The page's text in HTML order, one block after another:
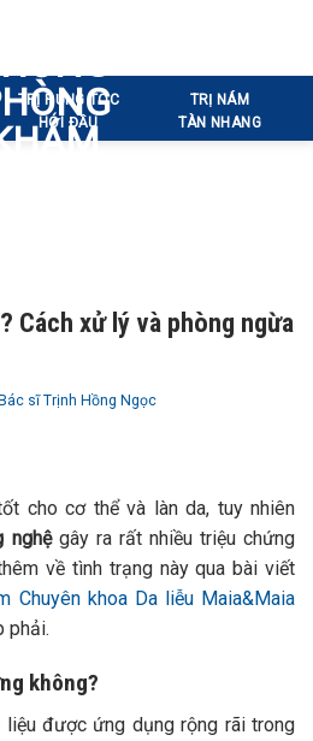
TRỊ RỤNG TÓC
HÓI ĐẦU
TRỊ NÁM
TÀN NHANG
Cách xử lý và phòng ngừa
sĩ Trịnh Hồng Ngọc
cho cơ thể và làn da, tuy nhiên
nghệ gây ra rất nhiều triệu chứng
về tình trạng này qua bài viết
Chuyên khoa Da liễu Maia&Maia
phải.
không?
được ứng dụng rộng rãi trong